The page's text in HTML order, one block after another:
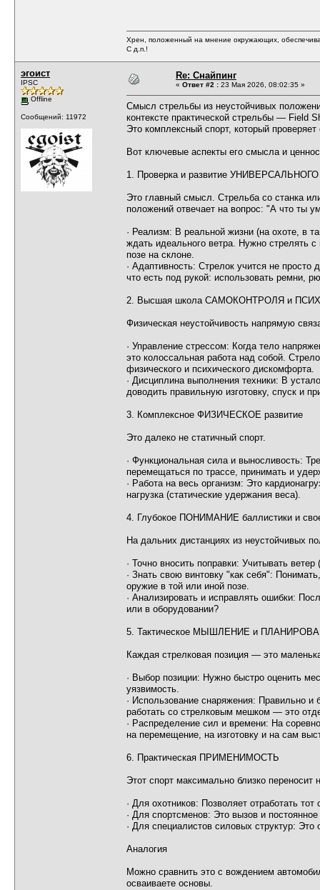
Хрен, положенный на мнение окружающих,
С д.п.!
эгоист
IPSC
Offline
Сообщений: 11972
Re: Снайпинг
« Ответ #2 : 23 Мая 2026, 08:02:35 »
Смысл стрельбы из неустойчивых
контексте практической стрельбы — Field
Это комплексный спорт, который
Вот ключевые аспекты его смысла и
1. Проверка и развитие УНИВЕРСАЛЬНОГО
Это главный смысл. Стрельба со станка
положений отвечает на вопрос: "А что ты
· Реализм: В реальной жизни (на охоте, в
ждать идеального ветра. Нужно стрелять
позе на склоне.
· Адаптивность: Стрелок учится не
что есть под рукой: использовать ремни,
2. Высшая школа САМОКОНТРОЛЯ и
Физическая неустойчивость напрямую
· Управление стрессом: Когда тело
это колоссальная работа над собой.
физического и психического дискомфорта.
· Дисциплина выполнения техники: В
доводить правильную изготовку, спуск и
3. Комплексное ФИЗИЧЕСКОЕ развитие
Это далеко не статичный спорт.
· Функциональная сила и выносливость:
перемещаться по трассе, принимать и
· Работа на весь организм: Это
нагрузка (статические удержания веса).
4. Глубокое ПОНИМАНИЕ баллистики и
На дальних дистанциях из неустойчивых
· Точно вносить поправки: Учитывать
· Знать свою винтовку "как себя":
оружие в той или иной позе.
· Анализировать и исправлять ошибки:
или в оборудовании?
5. Тактическое МЫШЛЕНИЕ и
Каждая стрелковая позиция — это
· Выбор позиции: Нужно быстро оценить
уязвимость.
· Использование снаряжения: Правильно
работать со стрелковым мешком — это
· Распределение сил и времени: На
на перемещение, на изготовку и на сам
6. Практическая ПРИМЕНИМОСТЬ
Этот спорт максимально близко
· Для охотников: Позволяет отработать
· Для спортсменов: Это вызов и
· Для специалистов силовых структур:
Аналогия
Можно сравнить это с вождением
осваиваете основы.